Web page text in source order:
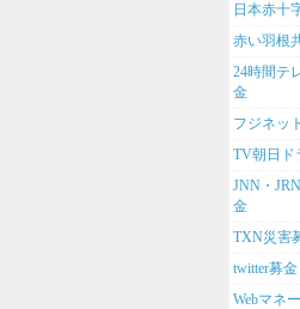
日本赤十
赤い羽根
24時間テ
金
フジネッ
TV朝日ド
JNN・
金
TXN災害
twitter募金
Webマネ